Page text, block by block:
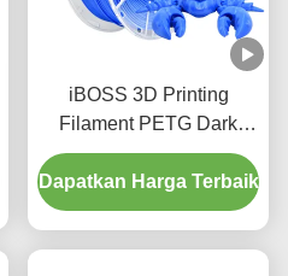
iBOSS 3D Printing
Filament PETG Dark
Blue Filament 1.75mm
FDM Forming Technology
3D Printed
Dapatkan Harga Terbaik